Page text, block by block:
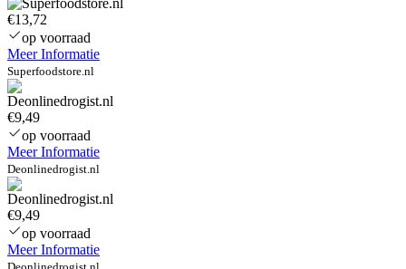
€13,72
op voorraad
Meer Informatie
Superfoodstore.nl
€9,49
op voorraad
Meer Informatie
Deonlinedrogist.nl
€9,49
op voorraad
Meer Informatie